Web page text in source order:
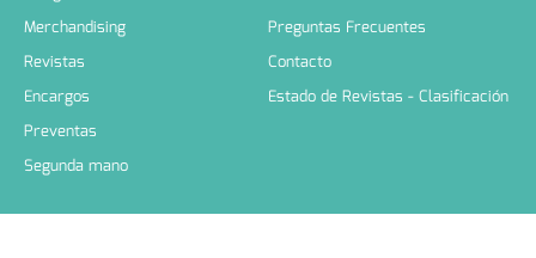
Merchandising
Revistas
Encargos
Preventas
Segunda mano
Preguntas Frecuentes
Contacto
Estado de Revistas - Clasificación